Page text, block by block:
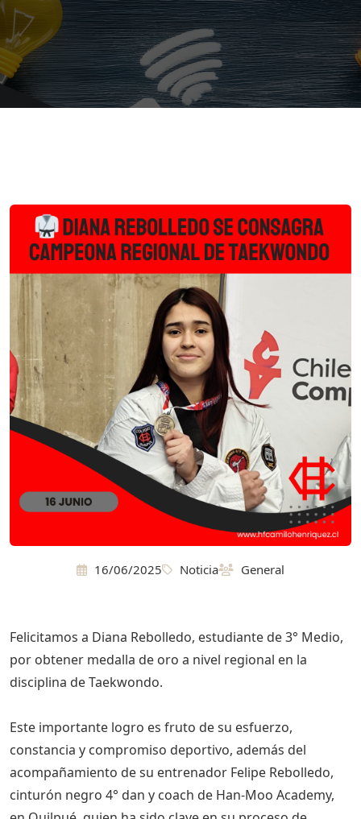
16/06/2025 Noticia General
Felicitamos a Diana Rebolledo, estudiante de 3° Medio,
por obtener medalla de oro a nivel regional en la
disciplina de Taekwondo.
Este importante logro es fruto de su esfuerzo,
constancia y compromiso deportivo, además del
acompañamiento de su entrenador Felipe Rebolledo,
cinturón negro 4° dan y coach de Han-Moo Academy,